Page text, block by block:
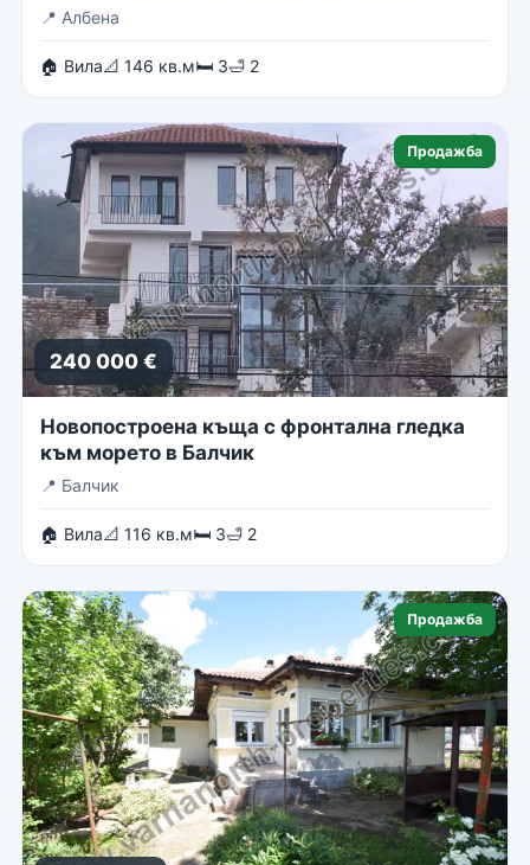
📍 Албена
🏠 Вила📐 146 кв.м🛏 3🛁 2
Продажба
240 000 €
Новопостроена къща с фронтална гледка
към морето в Балчик
📍 Балчик
🏠 Вила📐 116 кв.м🛏 3🛁 2
Продажба